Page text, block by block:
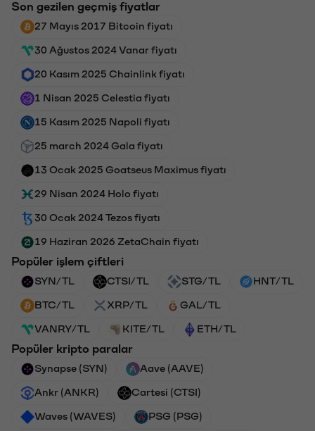
Son gezilen geçmiş fiyatlar
27 Mayıs 2017 Bitcoin fiyatı
30 Ağustos 2024 Vanar fiyatı
20 Kasım 2025 Chainlink fiyatı
1 Nisan 2025 Celestia fiyatı
15 Kasım 2025 Napoli fiyatı
25 march 2024 Gala fiyatı
13 Ocak 2025 Goatseus Maximus fiyatı
29 Nisan 2024 Holo fiyatı
30 Ocak 2024 Tezos fiyatı
19 Haziran 2026 ZetaChain fiyatı
Popüler işlem çiftleri
SYN/TL CTSI/TL STG/TL HNT/TL
BTC/TL XRP/TL GAL/TL
VANRY/TL KITE/TL ETH/TL
Popüler kripto paralar
Synapse (SYN) Aave (AAVE)
Ankr (ANKR) Cartesi (CTSI)
Waves (WAVES) PSG (PSG)